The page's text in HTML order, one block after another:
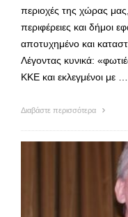
περιοχές της χώρας
περιφέρειες και δήμοι
αποτυχημένο και
Λέγοντας κυνικά:
ΚΚΕ και εκλεγμένοι με …
Διαβάστε περισσότερα